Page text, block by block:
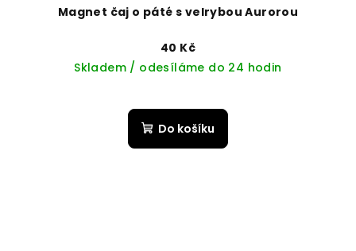
Magnet čaj o páté s velrybou Aurorou
40 Kč
Skladem / odesíláme do 24 hodin
Do košíku